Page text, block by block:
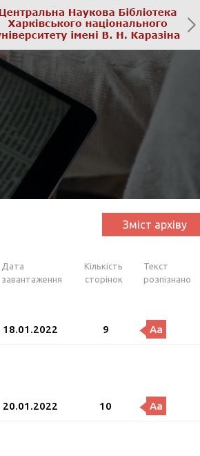
Зміст архіву
Дата
завантаження
Кількість
сторінок
Текст
розпізнано
18.01.2022 9 Aa
20.01.2022 10 Aa